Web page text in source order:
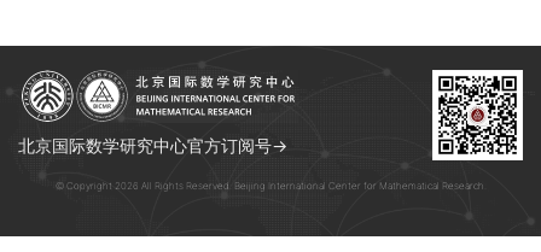
北京国际数学研究中心官方订阅号→
© Copyright 2026 All Rights Reserved. Beijing International Center for Mathematical Research.